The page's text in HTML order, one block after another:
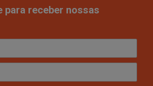
para receber nossas